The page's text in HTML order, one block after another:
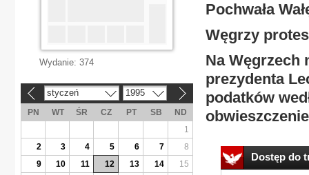
Pochwała
Węgrzy
Na Węgrzech
prezydenta
podatków
Dostęp do
Wydanie: 374
styczeń 1995
PN WT ŚR CZ PT SB
ND
1
2
3 4 5 6 7
8
9
10 11 12 13 14
15